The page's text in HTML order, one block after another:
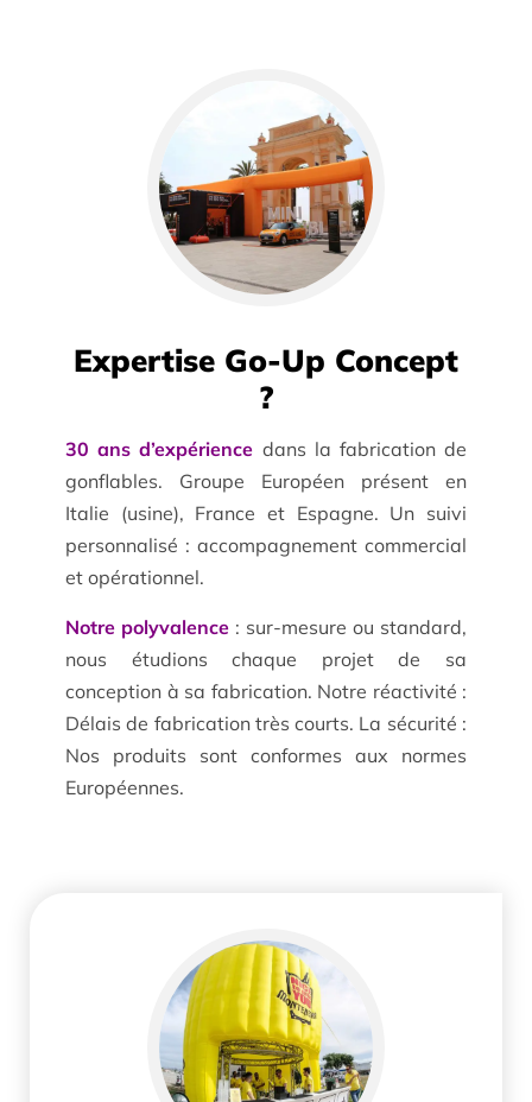
Expertise Go-Up Concept
?
30 ans d’expérience dans la fabrication de
gonflables. Groupe Européen présent en
Italie (usine), France et Espagne. Un suivi
personnalisé : accompagnement commercial
et opérationnel.
Notre polyvalence : sur-mesure ou standard,
nous étudions chaque projet de sa
conception à sa fabrication. Notre réactivité :
Délais de fabrication très courts. La sécurité :
Nos produits sont conformes aux normes
Européennes.